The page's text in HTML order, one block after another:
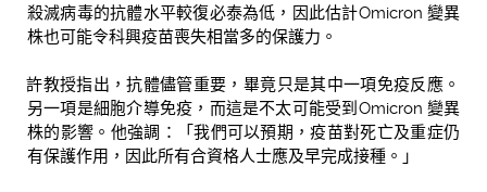
殺滅病毒的抗體水平較復必泰為低，因此估計Omicron 變異
株也可能令科興疫苗喪失相當多的保護力。
許教授指出，抗體儘管重要，畢竟只是其中一項免疫反應。
另一項是細胞介導免疫，而這是不太可能受到Omicron 變異
株的影響。他強調：「我們可以預期，疫苗對死亡及重症仍
有保護作用，因此所有合資格人士應及早完成接種。」